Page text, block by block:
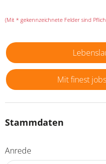
(Mit * gekennzeichnete Felder sind
Mit finest
Stammdaten
Anrede